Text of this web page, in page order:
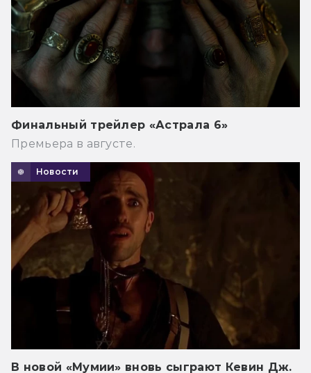
Финальный трейлер «Астрала 6»
Премьера в августе.
Новости
В новой «Мумии» вновь сыграют Кевин Дж.